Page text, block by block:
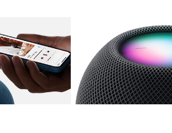
库 图像 4 图库 图像 5